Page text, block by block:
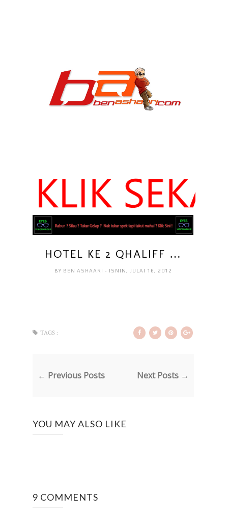
HOTEL KE 2 QHALIFF …
BY BEN ASHAARI - ISNIN, JULAI 16, 2012
TAGS :
← Previous Posts Next Posts →
YOU MAY ALSO LIKE
9 COMMENTS